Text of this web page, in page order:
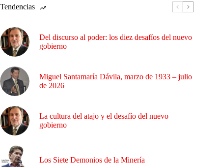
Tendencias
Del discurso al poder: los diez desafíos del nuevo
gobierno
Miguel Santamaría Dávila, marzo de 1933 – julio
de 2026
La cultura del atajo y el desafío del nuevo
gobierno
Los Siete Demonios de la Minería